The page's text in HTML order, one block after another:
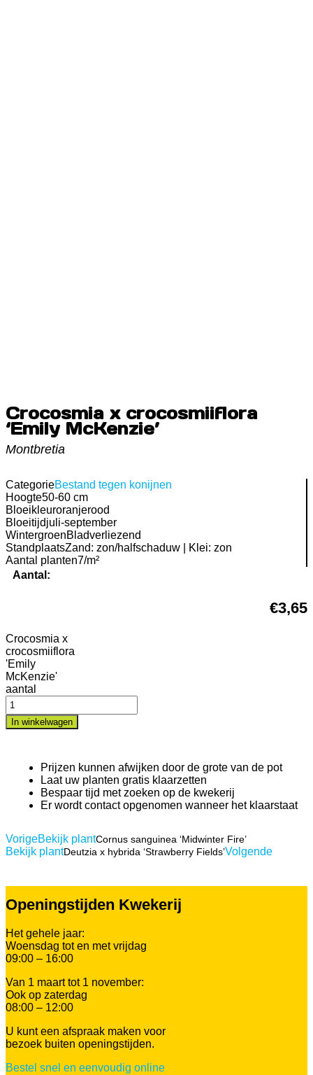
Crocosmia x crocosmiiflora
‘Emily McKenzie’
Montbretia
CategorieBestand tegen konijnen
Hoogte50-60 cm
Bloeikleuroranjerood
Bloeitijdjuli-september
WintergroenBladverliezend
StandplaatsZand: zon/halfschaduw | Klei: zon
Aantal planten7/m²
Aantal:
€3,65
Crocosmia x
crocosmiiflora
'Emily
McKenzie'
aantal
In winkelwagen
Prijzen kunnen afwijken door de grote van de pot
Laat uw planten gratis klaarzetten
Bespaar tijd met zoeken op de kwekerij
Er wordt contact opgenomen wanneer het klaarstaat
VorigeBekijk plantCornus sanguinea ‘Midwinter Fire’
Bekijk plantDeutzia x hybrida ‘Strawberry Fields’Volgende
Openingstijden Kwekerij
Het gehele jaar:
Woensdag tot en met vrijdag
09:00 – 16:00
Van 1 maart tot 1 november:
Ook op zaterdag
08:00 – 12:00
U kunt een afspraak maken voor
bezoek buiten openingstijden.
Bestel snel en eenvoudig online